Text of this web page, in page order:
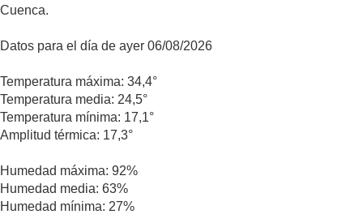
Cuenca.
Datos para el día de ayer 06/08/2026
Temperatura máxima: 34,4°
Temperatura media: 24,5°
Temperatura mínima: 17,1°
Amplitud térmica: 17,3°
Humedad máxima: 92%
Humedad media: 63%
Humedad mínima: 27%